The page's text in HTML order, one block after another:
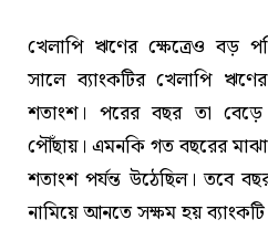
খেলাপি ঋণের ক্ষেত্রেও বড়
সালে ব্যাংকটির খেলাপি
শতাংশ। পরের বছর তা
পৌঁছায়। এমনকি গত বছরের
শতাংশ পর্যন্ত উঠেছিল। তবে
নামিয়ে আনতে সক্ষম হয়